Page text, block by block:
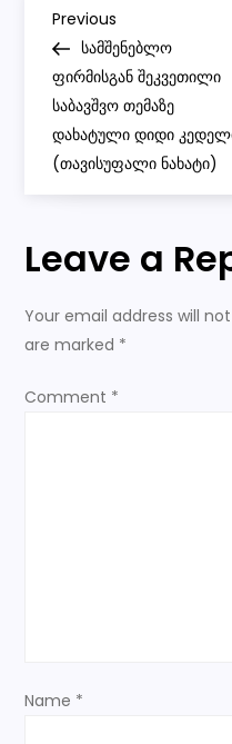
და
მე
ვარ
P
o
s
t
n
a
v
i
n
Previous
Post
Previous
სამშენებლო
ფირმისგან შეკვეთილი
საბავშვო თემაზე
დახატული დიდი
(თავისუფალი ნახატი)
Leave a
Your email address will
are marked *
Comment *
Name *